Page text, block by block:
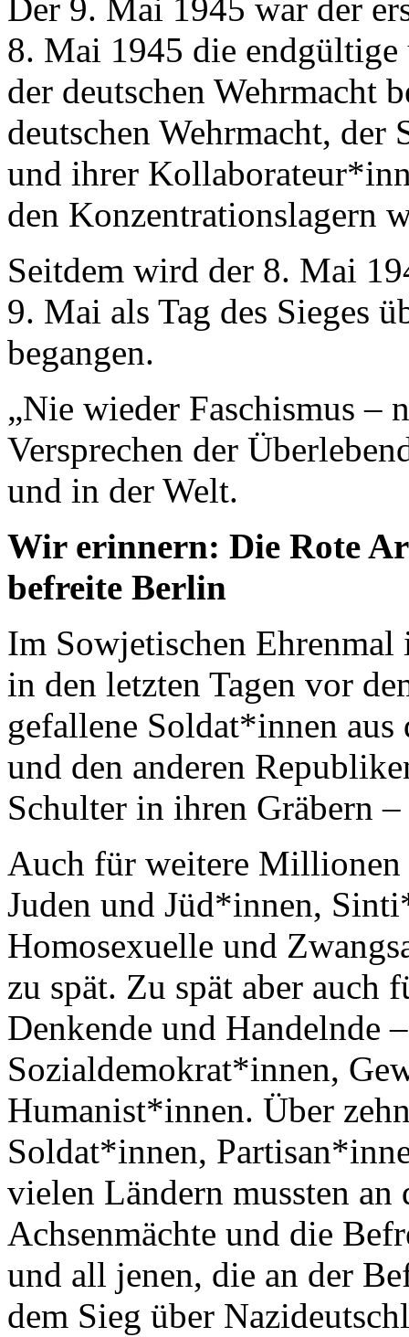
Der 9. Mai 1945 war der
8. Mai 1945 die
der deutschen Wehrmacht
deutschen Wehrmacht, der
und ihrer
den Konzentrationslagern
Seitdem wird der 8. Mai
9. Mai als Tag des Sieges
begangen.
„Nie wieder Faschismus –
Versprechen der
und in der Welt.
Wir erinnern: Die Rote
befreite Berlin
Im Sowjetischen
in den letzten Tagen vor
gefallene Soldat*innen
und den anderen
Schulter in ihren Gräbern
Auch für weitere Millionen
Juden und Jüd*innen,
Homosexuelle und
zu spät. Zu spät aber auch
Denkende und Handelnde
Sozialdemokrat*innen,
Humanist*innen. Über
Soldat*innen,
vielen Ländern mussten
Achsenmächte und die
und all jenen, die an der
dem Sieg über